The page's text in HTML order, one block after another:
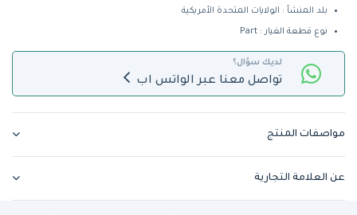
بلد المنشأ : الولايات المتحدة الأمريكية
نوع قطعة الغيار : Part
لديك سؤال؟
تواصل معنا عبر الواتس اب
مواصفات المنتج
عن العلامة التجارية